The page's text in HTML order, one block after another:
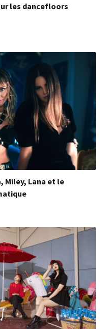
les dancefloors
Miley, Lana et le